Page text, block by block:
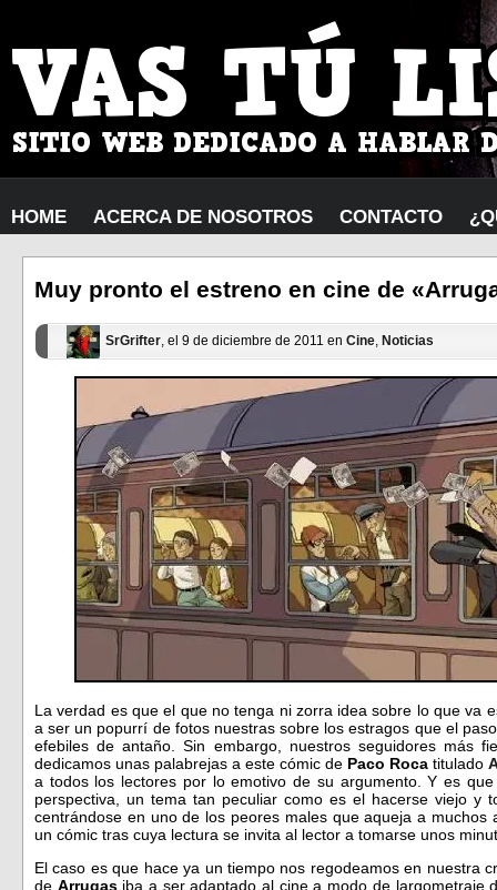
HOME ACERCA DE NOSOTROS CONTACTO
Muy pronto el estreno en cine de
SrGrifter, el 9 de diciembre de 2011 en Cine, Noticias
La verdad es que el que no tenga ni zorra idea sobre lo que va
a ser un popurrí de fotos nuestras sobre los estragos que el
efebiles de antaño. Sin embargo, nuestros seguidores más
dedicamos unas palabrejas a este cómic de Paco Roca titulado
a todos los lectores por lo emotivo de su argumento. Y es
perspectiva, un tema tan peculiar como es el hacerse viejo y
centrándose en uno de los peores males que aqueja a muchos
un cómic tras cuya lectura se invita al lector a tomarse unos
El caso es que hace ya un tiempo nos regodeamos en nuestra
de Arrugasiba a ser adaptado al cine a modo de largometraje